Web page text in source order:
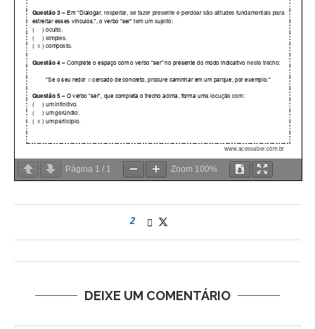
Página 1 / 1 Zoom 100%
2
DEIXE UM COMENTÁRIO